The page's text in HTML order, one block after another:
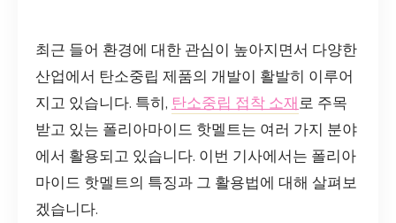
최근 들어 환경에 대한 관심이 높아지면서 다양한
산업에서 탄소중립 제품의 개발이 활발히 이루어
지고 있습니다. 특히, 탄소중립 접착 소재로 주목
받고 있는 폴리아마이드 핫멜트는 여러 가지 분야
에서 활용되고 있습니다. 이번 기사에서는 폴리아
마이드 핫멜트의 특징과 그 활용법에 대해 살펴보
겠습니다.